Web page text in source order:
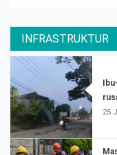
INFRASTRUKTUR
25